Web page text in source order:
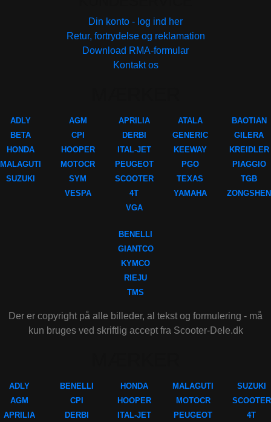
Din konto - log ind her
Retur, fortrydelse og reklamation
Download RMA-formular
Kontakt os
ADLY
BETA
HONDA
MALAGUTI
SUZUKI
AGM
CPI
HOOPER
MOTOCR
SYM
VESPA
APRILIA
DERBI
ITAL-JET
PEUGEOT
SCOOTER
4T
VGA
ATALA
GENERIC
KEEWAY
PGO
TEXAS
YAMAHA
BAOTIAN
GILERA
KREIDLER
PIAGGIO
TGB
ZONGSHEN
BENELLI
GIANTCO
KYMCO
RIEJU
TMS
Der er copyright på alle billeder, al tekst og formulering - må
kun bruges ved skriftlig accept fra Scooter-Dele.dk
ADLY
AGM
APRILIA
BENELLI
CPI
DERBI
HONDA
HOOPER
ITAL-JET
MALAGUTI
MOTOCR
PEUGEOT
SUZUKI
SCOOTER
4T